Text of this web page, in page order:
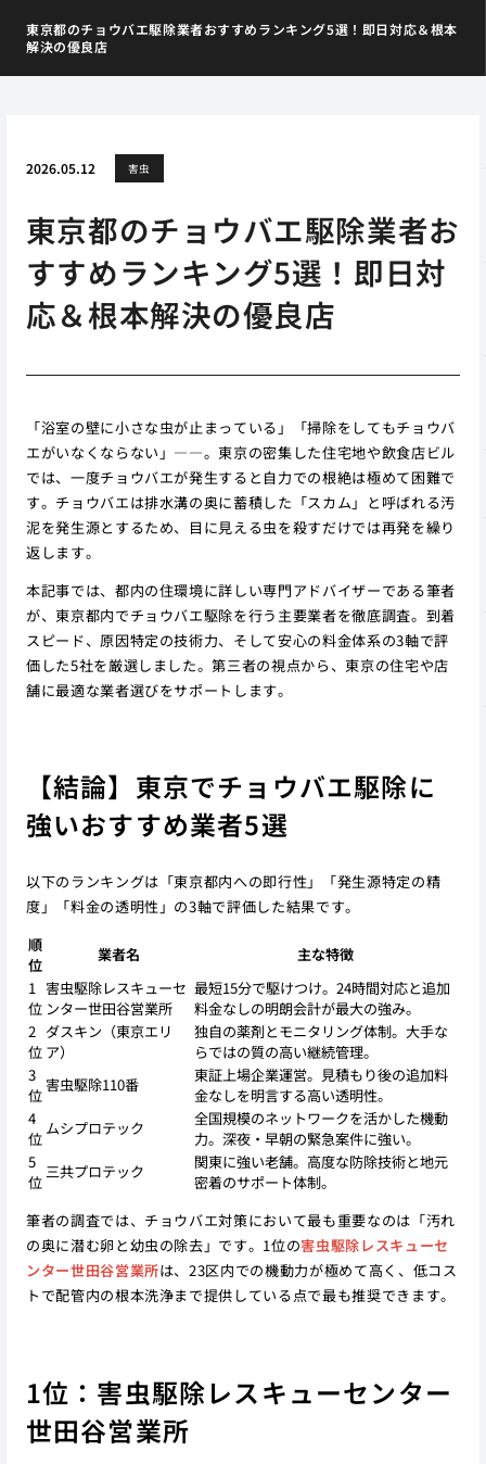
東京都のチョウバエ駆除業者おすすめランキング5選！即日対応＆根本
解決の優良店
2026.05.12 害虫
東京都のチョウバエ駆除業者お
すすめランキング5選！即日対
応＆根本解決の優良店
「浴室の壁に小さな虫が止まっている」「掃除をしてもチョウバ
エがいなくならない」――。東京の密集した住宅地や飲食店ビル
では、一度チョウバエが発生すると自力での根絶は極めて困難で
す。チョウバエは排水溝の奥に蓄積した「スカム」と呼ばれる汚
泥を発生源とするため、目に見える虫を殺すだけでは再発を繰り
返します。
本記事では、都内の住環境に詳しい専門アドバイザーである筆者
が、東京都内でチョウバエ駆除を行う主要業者を徹底調査。到着
スピード、原因特定の技術力、そして安心の料金体系の3軸で評
価した5社を厳選しました。第三者の視点から、東京の住宅や店
舗に最適な業者選びをサポートします。
【結論】東京でチョウバエ駆除に
強いおすすめ業者5選
以下のランキングは「東京都内への即行性」「発生源特定の精
度」「料金の透明性」の3軸で評価した結果です。
順
位
業者名
主な特徴
1
位
害虫駆除レスキューセ
ンター世田谷営業所
最短15分で駆けつけ。24時間対応と追加
料金なしの明朗会計が最大の強み。
2
位
ダスキン（東京エリ
ア）
独自の薬剤とモニタリング体制。大手な
らではの質の高い継続管理。
3
位
害虫駆除110番
東証上場企業運営。見積もり後の追加料
金なしを明言する高い透明性。
4
位
ムシプロテック
全国規模のネットワークを活かした機動
力。深夜・早朝の緊急案件に強い。
5
位
三共プロテック
関東に強い老舗。高度な防除技術と地元
密着のサポート体制。
筆者の調査では、チョウバエ対策において最も重要なのは「汚れ
の奥に潜む卵と幼虫の除去」です。1位の害虫駆除レスキューセ
ンター世田谷営業所は、23区内での機動力が極めて高く、低コス
トで配管内の根本洗浄まで提供している点で最も推奨できます。
1位：害虫駆除レスキューセンター
世田谷営業所